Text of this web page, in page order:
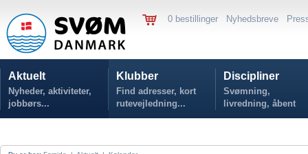
0 bestillinger Nyhedsbreve
Aktuelt
Nyheder, aktiviteter,
jobbørs...
Klubber
Find adresser, kort
rutevejledning...
Discipliner
Svømning,
livredning, åbent
vand...